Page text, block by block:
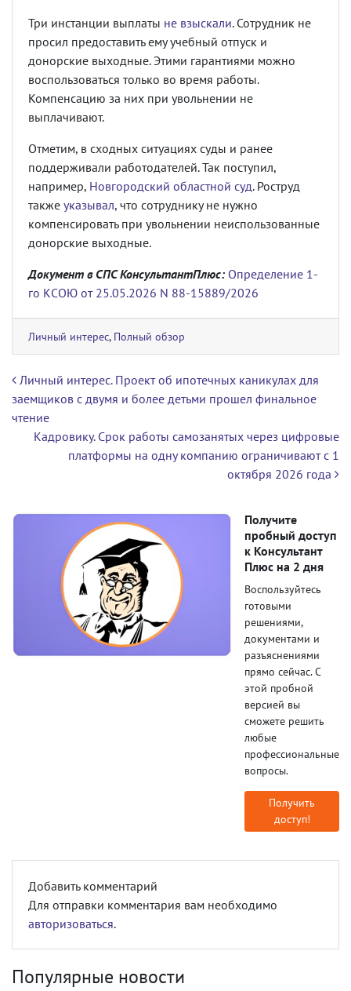
Три инстанции выплаты не взыскали. Сотрудник не
просил предоставить ему учебный отпуск и
донорские выходные. Этими гарантиями можно
воспользоваться только во время работы.
Компенсацию за них при увольнении не
выплачивают.
Отметим, в сходных ситуациях суды и ранее
поддерживали работодателей. Так поступил,
например, Новгородский областной суд. Роструд
также указывал, что сотруднику не нужно
компенсировать при увольнении неиспользованные
донорские выходные.
Документ в СПС КонсультантПлюс: Определение 1-
го КСОЮ от 25.05.2026 N 88-15889/2026
Личный интерес, Полный обзор
Навигация по записям
Личный интерес. Проект об ипотечных каникулах для
заемщиков с двумя и более детьми прошел финальное
чтение
Кадровику. Срок работы самозанятых через цифровые
платформы на одну компанию ограничивают с 1
октября 2026 года
Получите
пробный доступ
к Консультант
Плюс на 2 дня
Воспользуйтесь
готовыми
решениями,
документами и
разъяснениями
прямо сейчас. С
этой пробной
версией вы
сможете решить
любые
профессиональные
вопросы.
Получить
доступ!
Добавить комментарий
Для отправки комментария вам необходимо
авторизоваться.
Популярные новости